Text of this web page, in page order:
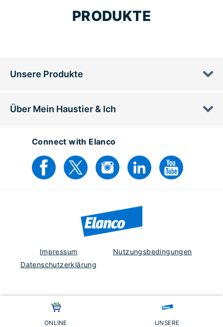
PRODUKTE
Unsere Produkte
Über Mein Haustier & Ich
Connect with Elanco
Impressum
Nutzungsbedingungen
Datenschutzerklärung
PM-AT-23-0175ONLINE
UNSERE